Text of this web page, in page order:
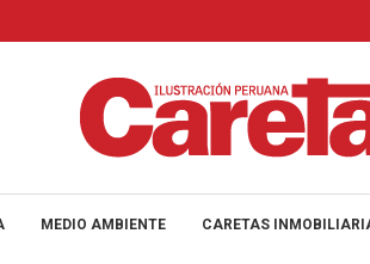
MEDIO AMBIENTE CARETAS